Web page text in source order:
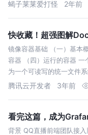
蝎子莱莱爱打怪 2年前
快收藏！超强图解
镜像容器基础 （一）基本
容器 （四）运行的容器
为一个可读写的统一文件
腾讯云开发者 3年前
看完这篇，成为
背景 QQ直播前端团队接